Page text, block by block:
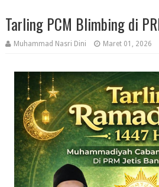
Tarling PCM Blimbing di
Muhammad Nasri Dini Maret 01, 2026